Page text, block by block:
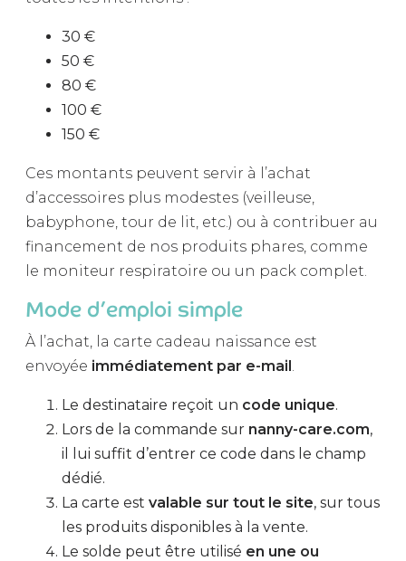
30 €
50 €
80 €
100 €
150 €
Ces montants peuvent servir à l’achat
d’accessoires plus modestes (veilleuse,
babyphone, tour de lit, etc.) ou à contribuer au
financement de nos produits phares, comme
le moniteur respiratoire ou un pack complet.
Mode d’emploi simple
À l’achat, la carte cadeau naissance est
envoyée immédiatement par e-mail
Le destinataire reçoit un code unique.
Lors de la commande sur nanny-care.com,
il lui suffit d’entrer ce code dans le champ
dédié.
La carte est valable sur tout le site, sur tous
les produits disponibles à la vente.
Le solde peut être utilisé en une ou